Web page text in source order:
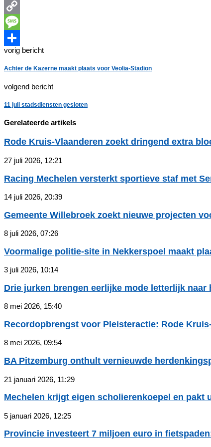
Messenger
Copy
Link
Message
Delen
vorig bericht
Achter de Kazerne maakt plaats voor Veolia-Stadion
volgend bericht
11 juli stadsdiensten gesloten
Gerelateerde artikels
Rode Kruis-Vlaanderen zoekt dringend extra
27 juli 2026, 12:21
Racing Mechelen versterkt sportieve staf met
14 juli 2026, 20:39
Gemeente Willebroek zoekt nieuwe projecten
8 juli 2026, 07:26
Voormalige politie-site in Nekkerspoel maakt
3 juli 2026, 10:14
Drie jurken brengen eerlijke mode letterlijk naar
8 mei 2026, 15:40
Recordopbrengst voor Pleisteractie: Rode
8 mei 2026, 09:54
BA Pitzemburg onthult vernieuwde
21 januari 2026, 11:29
Mechelen krijgt eigen scholierenkoepel en pakt
5 januari 2026, 12:25
Provincie investeert 7 miljoen euro in